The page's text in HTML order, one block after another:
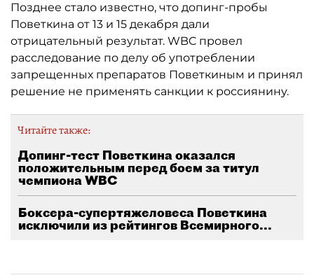
Позднее стало известно, что допинг-пробы
Поветкина от 13 и 15 декабря дали
отрицательный результат. WBC провел
расследование по делу об употреблении
запрещенных препаратов Поветкиным и принял
решение не применять санкции к россиянину.
Читайте также:
Допинг-тест Поветкина оказался
положительным перед боем за титул
чемпиона WBC
Боксера-супертяжеловеса Поветкина
исключили из рейтингов Всемирного...